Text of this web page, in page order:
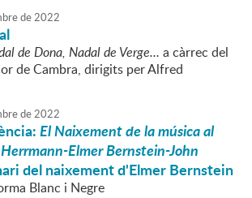
de2022
de Dona, Nadal de Verge... a càrrec del
de Cambra, dirigits per Alfred
de2022
El Naixement de la música al
Elmer Bernstein-John
del naixement d'Elmer Bernstein
Blanc i Negre